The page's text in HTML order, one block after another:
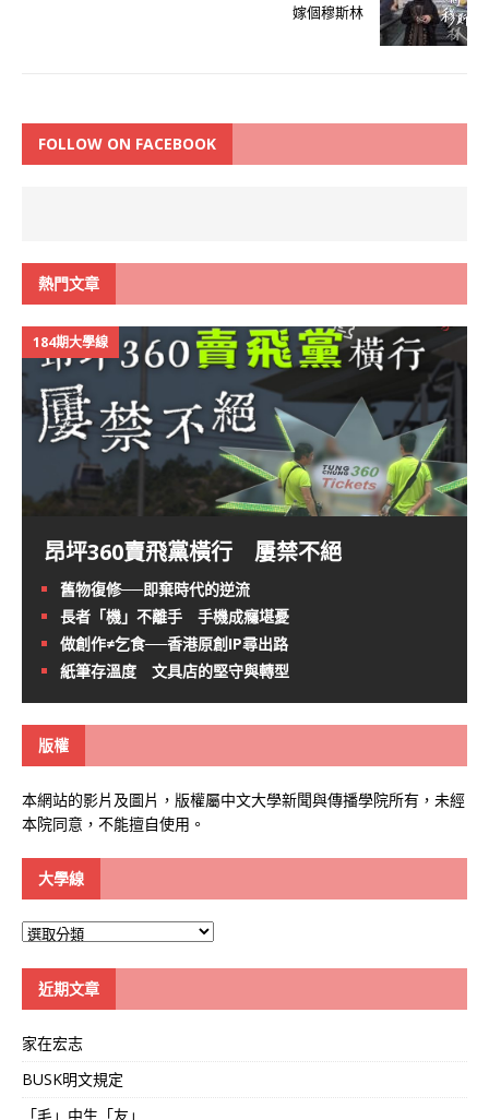
嫁個穆斯林
FOLLOW ON FACEBOOK
熱門文章
184期大學線
昂坪360賣飛黨橫行 屢禁不絕
舊物復修──即棄時代的逆流
長者「機」不離手 手機成癮堪憂
做創作≠乞食──香港原創IP尋出路
紙筆存溫度 文具店的堅守與轉型
版權
本網站的影片及圖片，版權屬中文大學新聞與傳播學院所有，未經
本院同意，不能擅自使用。
大學線
大
近期文章
家在宏志
BUSK明文規定
「毛」中生「友」